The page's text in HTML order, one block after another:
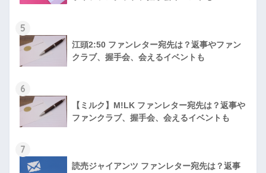
5
江頭2:50 ファンレター宛先は？返事やファン
クラブ、握手会、会えるイベントも
6
【ミルク】M!LK ファンレター宛先は？返事や
ファンクラブ、握手会、会えるイベントも
7
読売ジャイアンツ ファンレター宛先は？返事